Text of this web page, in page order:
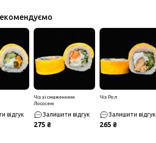
відгук
Чіз зі смаженним
Лососем
Залишити відгук
275 ₴
Чіз Рол
Залишити відгук
265 ₴